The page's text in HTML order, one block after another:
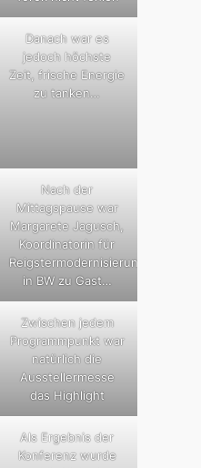
Danach war es
jedoch höchste
Zeit, frische Energie
zu tanken…
Nach der
Mittagspause war
Margarete Jagusch,
Koordinatorin für
Reigstermodernisierung
in BW zu Gast…
Zwischen jedem
Programmpunkt war
natürlich die
Ausstellermesse
das Highlight
Als Ergebnis der
Konferenz wurde